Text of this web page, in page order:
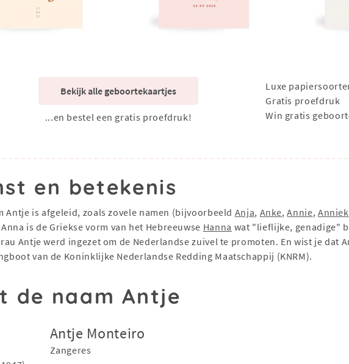
Bekijk alle geboortekaartjes
...en bestel een gratis proefdruk!
Luxe
Gratis proefdruk
Win gratis
en betekenis
Antje is afgeleid, zoals zovele namen (bijvoorbeeld Anja, Anke,Annie, Anniek
is de Griekse vorm van het Hebreeuwse Hanna wat "lieflijke, genadige"
Antje werd ingezet om de Nederlandse zuivel te promoten. En wist je dat
van de Koninklijke Nederlandse Redding Maatschappij (KNRM).
de naam Antje
Antje Monteiro
Zangeres